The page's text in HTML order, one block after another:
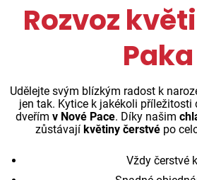
Rozvoz
Paka
Udělejte svým blízkým radost k
jen tak. Kytice k jakékoli příležitosti
dveřím v Nové Pace. Díky našim
zůstávají květiny čerstvépo
Vždy čerstvé